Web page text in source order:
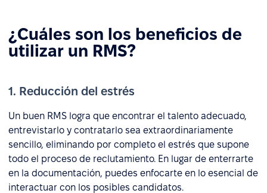
¿Cuáles son los beneficios de
utilizar un RMS?
1. Reducción del estrés
Un buen RMS logra que encontrar el talento adecuado,
entrevistarlo y contratarlo sea extraordinariamente
sencillo, eliminando por completo el estrés que supone
todo el proceso de reclutamiento. En lugar de enterrarte
en la documentación, puedes enfocarte en lo esencial de
interactuar con los posibles candidatos.